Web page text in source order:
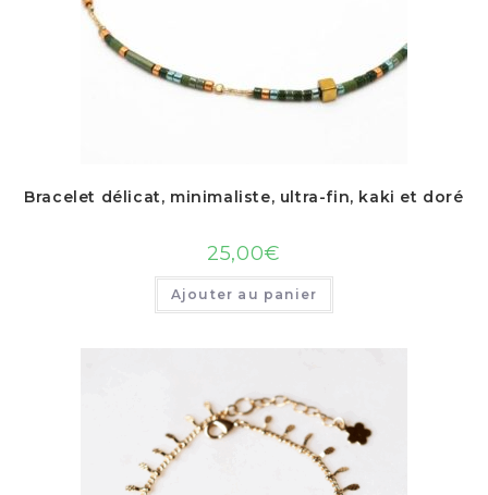
Bracelet délicat, minimaliste, ultra-fin, kaki et doré
25,00€
Ajouter au panier